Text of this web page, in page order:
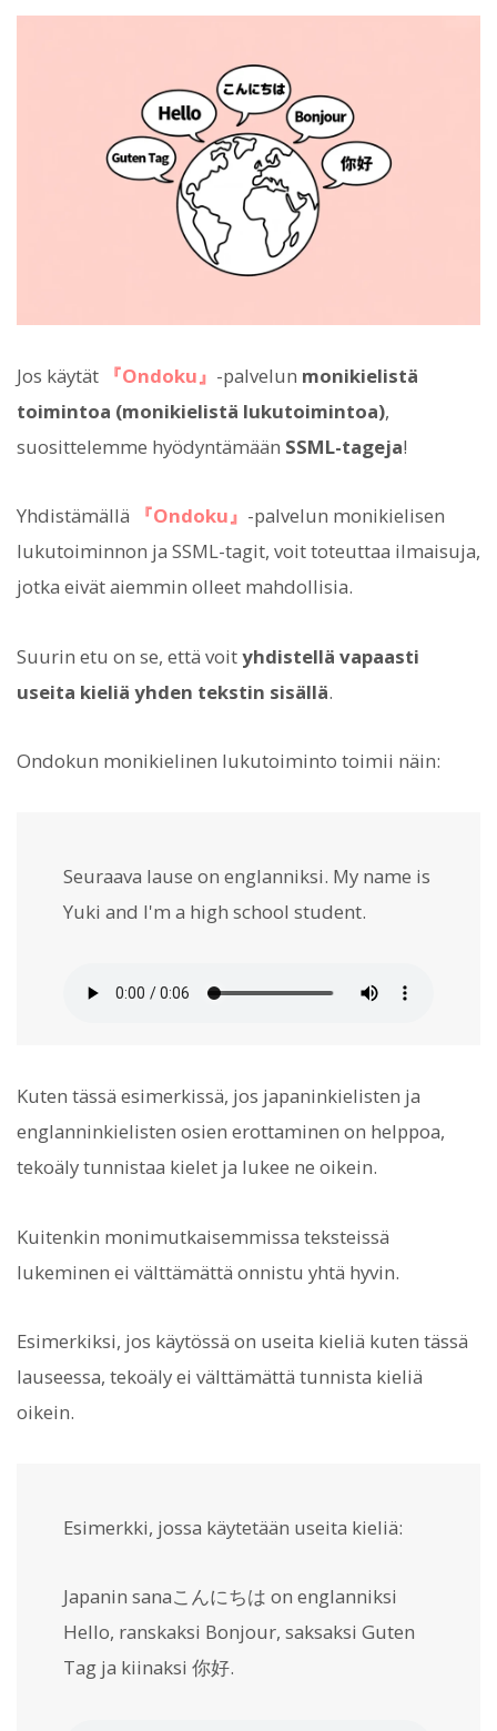
Jos käytät 『Ondoku』 -palvelun monikielistä
toimintoa (monikielistä lukutoimintoa),
suosittelemme hyödyntämään SSML-tageja!
Yhdistämällä 『Ondoku』 -palvelun monikielisen
lukutoiminnon ja SSML-tagit, voit toteuttaa ilmaisuja,
jotka eivät aiemmin olleet mahdollisia.
Suurin etu on se, että voityhdistellä vapaasti
useita kieliä yhden tekstin sisällä.
Ondokun monikielinen lukutoiminto toimii näin:
Seuraava lause on englanniksi. My name is
Yuki and I'm a high school student.
Kuten tässä esimerkissä, jos japaninkielisten ja
englanninkielisten osien erottaminen on helppoa,
tekoäly tunnistaa kielet ja lukee ne oikein.
Kuitenkin monimutkaisemmissa teksteissä
lukeminen ei välttämättä onnistu yhtä hyvin.
Esimerkiksi, jos käytössä on useita kieliä kuten tässä
lauseessa, tekoäly ei välttämättä tunnista kieliä
oikein.
Esimerkki, jossa käytetään useita kieliä:
Japanin sanaこんにちは on englanniksi
Hello, ranskaksi Bonjour, saksaksi Guten
Tag ja kiinaksi 你好.